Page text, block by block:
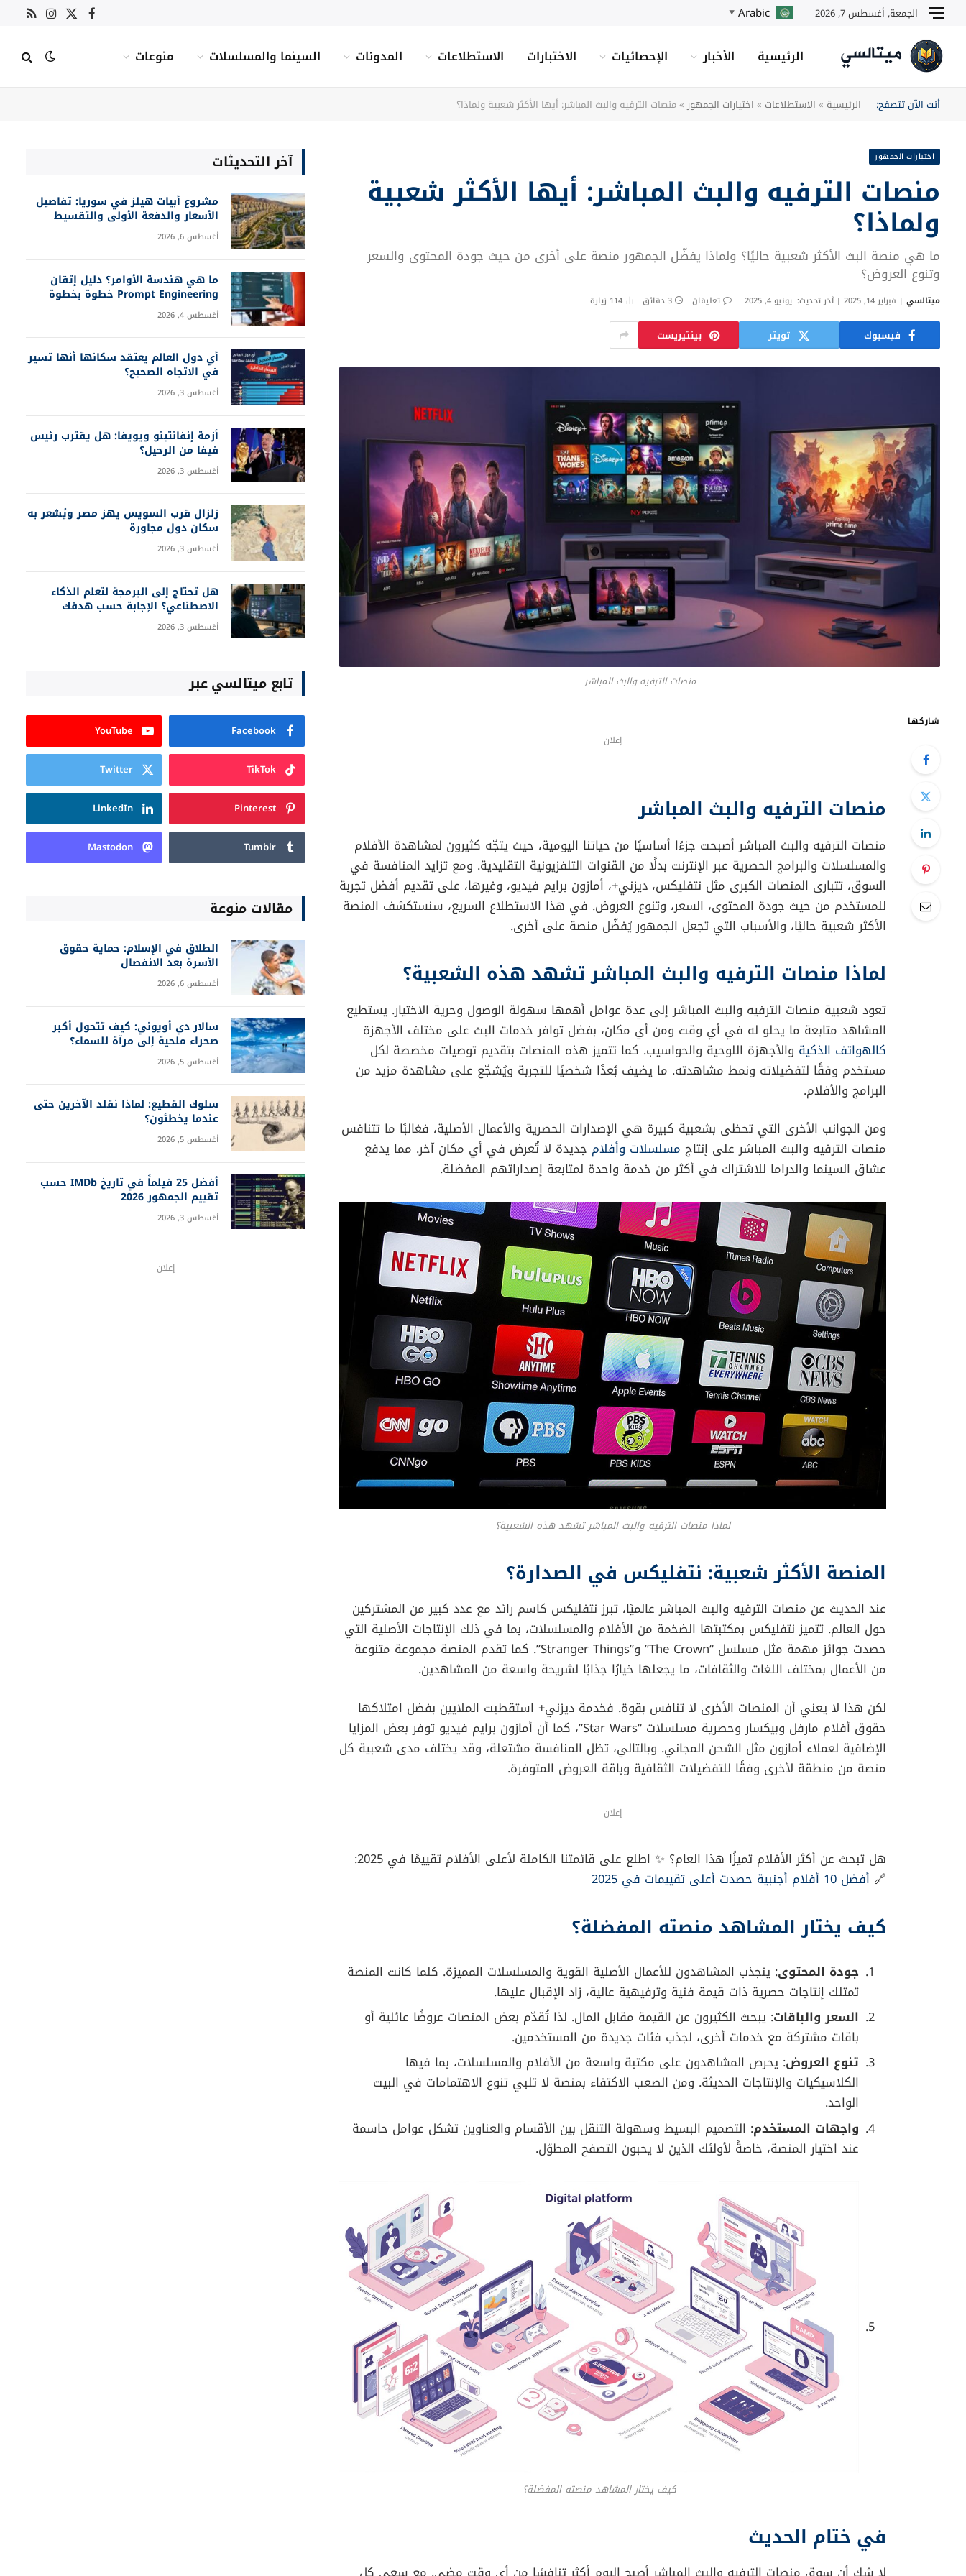
الجمعة, أغسطس 7, 2026 Arabic
▼ فيسبوك
X الانستغرام
RSS
الرئيسية الأخبار الإحصائيات الاختبارات الاستطلاعات المدونات السينما والمسلسلات منوعات
أنت الآن تتصفح: الرئيسية » الاستطلاعات » اختيارات الجمهور»منصات الترفيه والبث المباشر: أيها الأكثر شعبية ولماذا؟
اختيارات الجمهور
منصات الترفيه والبث المباشر: أيها الأكثر شعبية
ولماذا؟
ما هي منصة البث الأكثر شعبية حاليًا؟ ولماذا يفضّل الجمهور منصة على أخرى من حيث جودة المحتوى والسعر
وتنوع العروض؟
ميتالسي فبراير 14, 2025 آخر تحديث: يونيو 4, 2025 تعليقان 3 دقائق 114 زيارة
فيسبوك تويتر بينتيريست
منصات الترفيه والبث المباشر
شاركها
إعلان
منصات الترفيه والبث المباشر
منصات الترفيه والبث المباشر أصبحت جزءًا أساسيًا من حياتنا اليومية، حيث يتجّه كثيرون لمشاهدة الأفلام
والمسلسلات والبرامج الحصرية عبر الإنترنت بدلًا من القنوات التلفزيونية التقليدية. ومع تزايد المنافسة في
السوق، تتبارى المنصات الكبرى مثل نتفليكس، ديزني+، أمازون برايم فيديو، وغيرها، على تقديم أفضل تجربة
الأكثر شعبية حاليًا، والأسباب التي تجعل الجمهور يُفضّل منصة على أخرى.
لماذا منصات الترفيه والبث المباشر تشهد هذه الشعبية؟
تعود شعبية منصات الترفيه والبث المباشر إلى عدة عوامل أهمها سهولة الوصول وحرية الاختيار. يستطيع
المشاهد متابعة ما يحلو له في أي وقت ومن أي مكان، بفضل توافر خدمات البث على مختلف الأجهزة
كالهواتف الذكية
والأجهزة اللوحية والحواسيب. كما تتميز هذه المنصات بتقديم توصيات مخصصة لكل
مستخدم وفقًا لتفضيلاته ونمط مشاهدته. ما يضيف بُعدًا شخصيًا للتجربة ويُشجّع على مشاهدة مزيد من
البرامج والأفلام.
ومن الجوانب الأخرى التي تحظى بشعبية كبيرة هي الإصدارات الحصرية والأعمال الأصلية، فغالبًا ما تتنافس
منصات الترفيه والبث المباشر على إنتاجمسلسلات وأفلام
جديدة لا تُعرض في أي مكان آخر. مما يدفع
عشاق السينما والدراما للاشتراك في أكثر من خدمة واحدة لمتابعة إصداراتهم المفضلة.
لماذا منصات الترفيه والبث المباشر تشهد هذه الشعبية؟
المنصة الأكثر شعبية: نتفليكس في الصدارة؟
عند الحديث عن منصات الترفيه والبث المباشر عالميًا، تبرز نتفليكس كاسم رائد مع عدد كبير من المشتركين
حصدت جوائز مهمة مثل مسلسل “The Crown” و”Stranger Things”. كما تقدم المنصة مجموعة متنوعة
من الأعمال بمختلف اللغات والثقافات، ما يجعلها خيارًا جذابًا لشريحة واسعة من المشاهدين.
حقوق أفلام مارفل وبيكسار وحصرية مسلسلات “Star Wars”، كما أن أمازون برايم فيديو توفر بعض المزايا
منصة من منطقة لأخرى وفقًا للتفضيلات الثقافية وباقة العروض المتوفرة.
إعلان
هل تبحث عن أكثر الأفلام تميزًا هذا العام؟ ✨ اطلع على قائمتنا الكاملة لأعلى الأفلام تقييمًا في 2025:
كيف يختار المشاهد منصته المفضلة؟
جودة المحتوى: ينجذب المشاهدون للأعمال الأصلية القوية والمسلسلات المميزة. كلما كانت المنصة
تمتلك إنتاجات حصرية ذات قيمة فنية وترفيهية عالية، زاد الإقبال عليها.
السعر والباقات: يبحث الكثيرون عن القيمة مقابل المال. لذا تُقدّم بعض المنصات عروضًا عائلية أو
باقات مشتركة مع خدمات أخرى، لجذب فئات جديدة من المستخدمين.
الكلاسيكيات والإنتاجات الحديثة. ومن الصعب الاكتفاء بمنصة لا تلبي تنوع الاهتمامات في البيت
واجهات المستخدم: التصميم البسيط وسهولة التنقل بين الأقسام والعناوين تشكل عوامل حاسمة
عند اختيار المنصة، خاصةً لأولئك الذين لا يحبون التصفح المطوّل.
آخر التحديثات
مشروع أبيات هيلز في سوريا: تفاصيل
الأسعار والدفعة الأولى والتقسيط
أغسطس 6, 2026
ما هي هندسة الأوامر؟ دليل إتقان
Prompt Engineering خطوة بخطوة
أغسطس 4, 2026
أي دول العالم يعتقد سكانها أنها تسير
في الاتجاه الصحيح؟
أغسطس 3, 2026
أزمة إنفانتينو ويويفا: هل يقترب رئيس
فيفا من الرحيل؟
أغسطس 3, 2026
زلزال قرب السويس يهز مصر ويُشعر به
سكان دول مجاورة
أغسطس 3, 2026
هل تحتاج إلى البرمجة لتعلم الذكاء
الاصطناعي؟ الإجابة حسب هدفك
أغسطس 3, 2026
تابع ميتالسي عبر
Facebook
YouTube
TikTok
Twitter
Pinterest
LinkedIn
Tumblr
Mastodon
مقالات منوعة
الطلاق في الإسلام: حماية حقوق
الأسرة بعد الانفصال
أغسطس 6, 2026
سالار دي أويوني: كيف تتحول أكبر
صحراء ملحية إلى مرآة للسماء؟
أغسطس 5, 2026
سلوك القطيع: لماذا نقلد الآخرين حتى
عندما يخطئون؟
أغسطس 5, 2026
أفضل 25 فيلماً في تاريخ IMDb حسب
تقييم الجمهور 2026
أغسطس 3, 2026
إعلان